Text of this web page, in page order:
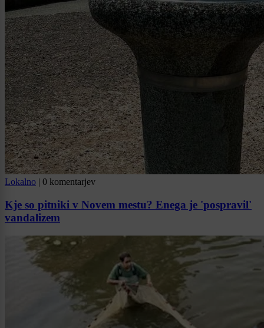
Lokalno 0 komentarjev
Kje so pitniki v Novem mestu? Enega je 'pospravil'
vandalizem